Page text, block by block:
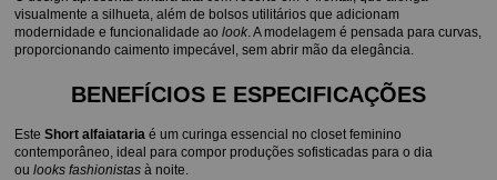
visualmente a silhueta, além de bolsos utilitários que adicionam
modernidade e funcionalidade ao look. A modelagem é pensada para curvas,
proporcionando caimento impecável, sem abrir mão da elegância.
BENEFÍCIOS E ESPECIFICAÇÕES
Este Short alfaiataria é um curinga essencial no closet feminino
contemporâneo, ideal para compor produções sofisticadas para o dia
ou looks fashionistas à noite.